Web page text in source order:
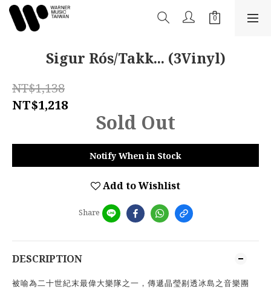
Sigur Rós/Takk... (3Vinyl)
NT$1,138
NT$1,218
Sold Out
Notify When in Stock
Add to Wishlist
Share
DESCRIPTION
被喻為二十世紀末最偉大樂隊之一，傳遞晶瑩剔透冰島之音樂團